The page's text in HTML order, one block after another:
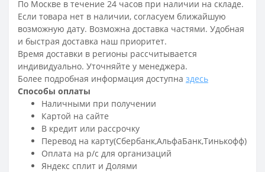
По Москве в течение 24 часов при наличии на складе.
Если товара нет в наличии, согласуем ближайшую
возможную дату. Возможна доставка частями. Удобная
и быстрая доставка наш приоритет.
Время доставки в регионы рассчитывается
индивидуально. Уточняйте у менеджера.
Более подробная информация доступна здесь
Способы оплаты
Наличными при получении
Картой на сайте
В кредит или рассрочку
Перевод на карту(Сбербанк,АльфаБанк,Тинькофф)
Оплата на р/c для организаций
Яндекс сплит и Долями